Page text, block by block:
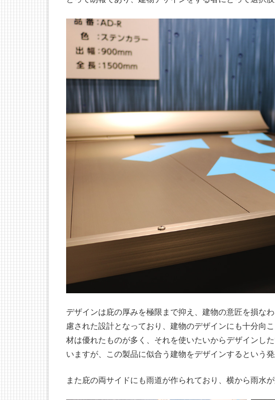
デザインは庇の厚みを極限まで抑え、建物の意匠を損な
慮された設計となっており、建物のデザインにも十分向
材は優れたものが多く、それを使いたいからデザインし
いますが、この製品に似合う建物をデザインするという
また庇の両サイドにも雨道が作られており、横から雨水